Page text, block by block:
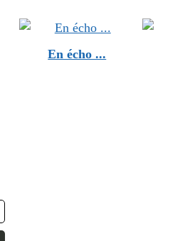
En écho ...